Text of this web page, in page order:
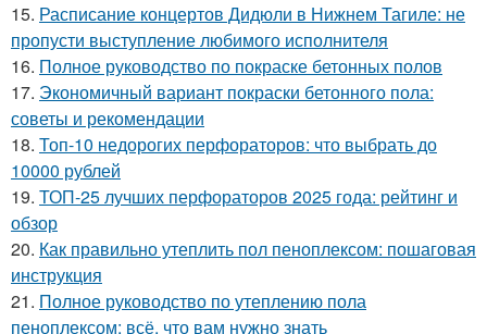
15. Расписание концертов Дидюли в Нижнем Тагиле: не
пропусти выступление любимого исполнителя
16. Полное руководство по покраске бетонных полов
17. Экономичный вариант покраски бетонного пола:
советы и рекомендации
18. Топ-10 недорогих перфораторов: что выбрать до
10000 рублей
19. ТОП-25 лучших перфораторов 2025 года: рейтинг и
обзор
20. Как правильно утеплить пол пеноплексом: пошаговая
инструкция
21. Полное руководство по утеплению пола
пеноплексом: всё, что вам нужно знать